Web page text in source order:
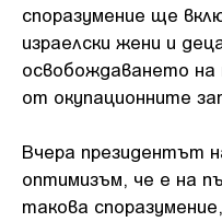
споразумение ще
израелски жени и
освобождаването на
от окупационните
Вчера президентът
оптимизъм, че е на
такова